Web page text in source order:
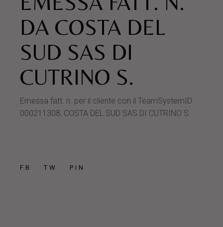
DA COSTA DEL
SUD SAS DI
CUTRINO S.
Emessa fatt. n. per il cliente con il TeamSystemID
000211308, COSTA DEL SUD SAS DI CUTRINO S.
FB TW PIN